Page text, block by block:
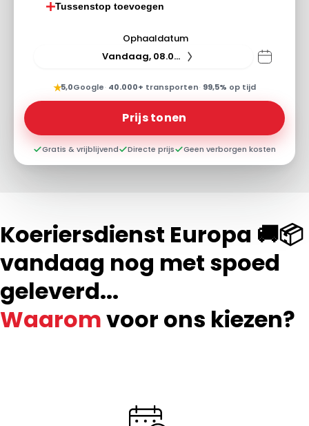
Tussenstop toevoegen
Ophaaldatum
Vandaag, 08.08.26
★5,0Google· 40.000+ transporten· 99,5% op tijd
Prijs tonen
Gratis & vrijblijvend Directe prijs Geen verborgen kosten
Koeriersdienst Europa 🚚📦
vandaag nog met spoed
geleverd...
Waaromvoor ons kiezen?